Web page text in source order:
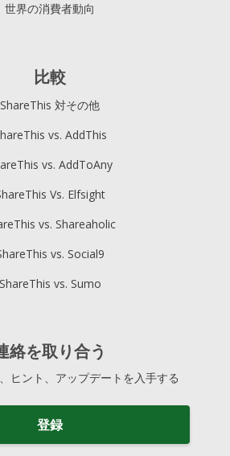
世界の消費者動向
比較
ShareThis 対その他
vs. AddThis
vs. AddToAny
Vs. Elfsight
vs. Shareaholic
vs. Social9
ShareThis vs. Sumo
絡を取り合う
ヒント、アップデートを入手する
登録